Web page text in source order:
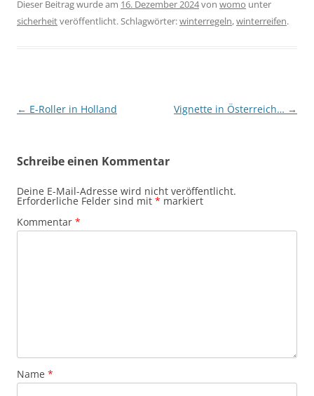
Dieser Beitrag wurde am 16. Dezember 2024von womo unter
sicherheitveröffentlicht. Schlagwörter:winterregeln,winterreifen.
Beitragsnavigation
← E-Roller in Holland Vignette in Österreich… →
Schreibe einen Kommentar
Deine E-Mail-Adresse wird nicht veröffentlicht.
Erforderliche Felder sind mit * markiert
Kommentar *
Name *